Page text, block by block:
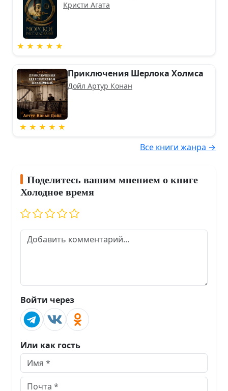
★ ★ ★ ★ ★
Кристи Агата
★ ★ ★ ★ ★
Приключения Шерлока Холмса
Дойл Артур Конан
Все книги жанра →
Поделитесь вашим мнением о книге
Холодное время
Войти через
Или как гость